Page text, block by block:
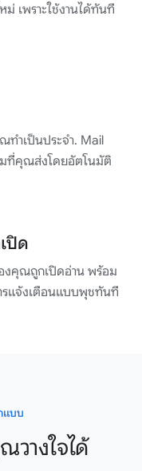
เพราะใช้งานได้ทันที
ทำเป็นประจำ. Mail
มที่คุณส่งโดยอัตโนมัติ
ปิด
งคุณถูกเปิดอ่าน พร้อม
รแจ้งเตือนแบบพุชทันที
แบบ
วางใจได้